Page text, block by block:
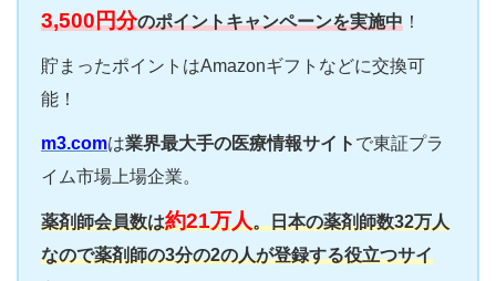
3,500円分のポイントキャンペーンを実施中 ！
貯まったポイントはAmazonギフトなどに交換可
能！
m3.comは業界最大手の医療情報サイト で東証プラ
イム市場上場企業。
薬剤師会員数は約21万人。日本の薬剤師数32万人
なので薬剤師の3分の2の人が登録する役立つサイ